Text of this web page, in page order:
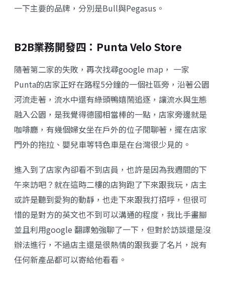
一下主要的品牌，分別是Bull與Pegasus。
B2B業務開發四：Punta Velo Store
隨著第二家的失敗，再次找尋google map， 一家
Punta的店家正好在路程5分鐘的一個社區旁，沿著公園
河流走著，流水中還有綠頭鴨嬉鬧追逐，讓流水與生態
融入公園，是我覺得德國相當棒的一點，店家旁邊就是
咖啡廳，有幾個婦女坐在戶外的位子閒聊著，擺在店家
門外的拖拉、嬰兒車等特色車是在台灣很少見的。
進入到了店家內卻看不到店員，也許是因為我週間的下
午來訪吧？就在這時二樓的店狗跑了下來跟我玩，店主
或許是聽到愛狗的動靜，也走下來跟我打招呼，但很可
惜的是對方的英文也不到可以溝通的程度，我比手畫腳
並且利用google 翻譯勉強聊了一下，但對於訪談還是沒
辦法進行，不過店主還是很熱情的跟我要了名片，說有
任何新產品都可以寄給他看看。